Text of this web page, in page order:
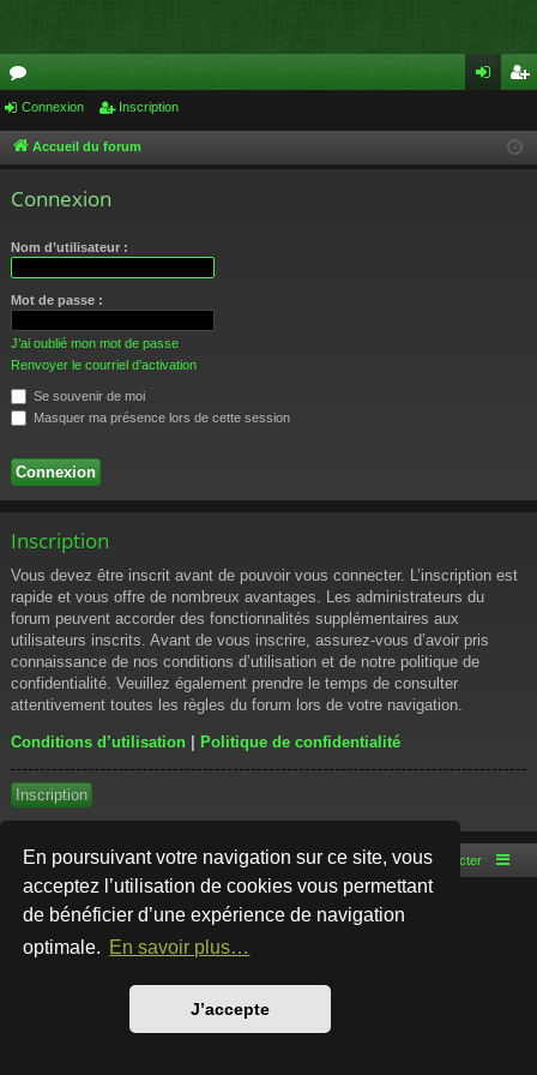
En poursuivant votre navigation sur ce site, vous
acceptez l’utilisation de cookies vous permettant
de bénéficier d’une expérience de navigation
optimale. En savoir plus…
J’accepte
or
u cri
Connexion Inscription
Accueil du forum
Connexion
Nom d’utilisateur :
Mot de passe :
J’ai oublié mon mot de passe
Renvoyer le courriel d’activation
Se souvenir de moi
Masquer ma présence lors de cette session
Inscription
Vous devez être inscrit avant de pouvoir vous connecter. L’inscription est
rapide et vous offre de nombreux avantages. Les administrateurs du
forum peuvent accorder des fonctionnalités supplémentaires aux
utilisateurs inscrits. Avant de vous inscrire, assurez-vous d’avoir pris
connaissance de nos conditions d’utilisation et de notre politique de
confidentialité. Veuillez également prendre le temps de consulter
attentivement toutes les règles du forum lors de votre navigation.
Conditions d’utilisation | Politique de confidentialité
Inscription
Accueil du forum Nous contacter
Développé parphpBB® Forum Software © phpBB Limited
Style par
Traduction française officielle